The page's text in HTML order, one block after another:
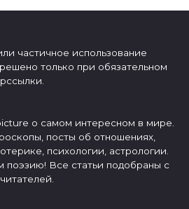
частичное использование
только при обязательном
о самом интересном в мире.
посты об отношениях,
психологии, астрологии.
Все статьи подобраны с